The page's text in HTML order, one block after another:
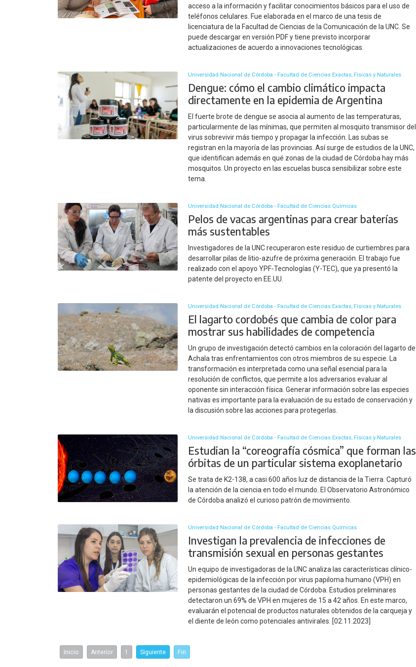
acceso a la información y facilitar conocimientos básicos para el uso de
teléfonos celulares. Fue elaborada en el marco de una tesis de
licenciatura de la Facultad de Ciencias de la Comunicación de la UNC. Se
puede descargar en versión PDF y tiene previsto incorporar
actualizaciones de acuerdo a innovaciones tecnológicas.
Universidad Nacional de Córdoba - Facultad de Ciencias Exactas, Físicas y Naturales
Dengue: cómo el cambio climático impacta
directamente en la epidemia de Argentina
El fuerte brote de dengue se asocia al aumento de las temperaturas,
particularmente de las mínimas, que permiten al mosquito transmisor del
virus sobrevivir más tiempo y propagar la infección. Las subas se
registran en la mayoría de las provincias. Así surge de estudios de la UNC,
que identifican además en qué zonas de la ciudad de Córdoba hay más
mosquitos. Un proyecto en las escuelas busca sensibilizar sobre este
tema.
Universidad Nacional de Córdoba - Facultad de Ciencias Químicas
Pelos de vacas argentinas para crear baterías
más sustentables
Investigadores de la UNC recuperaron este residuo de curtiembres para
desarrollar pilas de litio-azufre de próxima generación. El trabajo fue
realizado con el apoyo YPF-Tecnologías (Y-TEC), que ya presentó la
patente del proyecto en EE.UU.
Universidad Nacional de Córdoba - Facultad de Ciencias Exactas, Físicas y Naturales
El lagarto cordobés que cambia de color para
mostrar sus habilidades de competencia
Un grupo de investigación detectó cambios en la coloración del lagarto de
Achala tras enfrentamientos con otros miembros de su especie. La
transformación es interpretada como una señal esencial para la
resolución de conflictos, que permite a los adversarios evaluar al
oponente sin interacción física. Generar información sobre las especies
nativas es importante para la evaluación de su estado de conservación y
la discusión sobre las acciones para protegerlas.
Universidad Nacional de Córdoba - Facultad de Ciencias Exactas, Físicas y Naturales
Estudian la “coreografía cósmica” que forman las
órbitas de un particular sistema exoplanetario
Se trata de K2-138, a casi 600 años luz de distancia de la Tierra. Capturó
la atención de la ciencia en todo el mundo. El Observatorio Astronómico
de Córdoba analizó el curioso patrón de movimiento.
Universidad Nacional de Córdoba - Facultad de Ciencias Químicas
Investigan la prevalencia de infecciones de
transmisión sexual en personas gestantes
Un equipo de investigadoras de la UNC analiza las características clínico-
epidemiológicas de la infección por virus papiloma humano (VPH) en
personas gestantes de la ciudad de Córdoba. Estudios preliminares
detectaron un 69% de VPH en mujeres de 15 a 42 años. En este marco,
evaluarán el potencial de productos naturales obtenidos de la carqueja y
el diente de león como potenciales antivirales. [02.11.2023]
Inicio Anterior 1 Siguiente Fin